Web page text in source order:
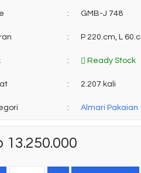
: GMB-J 748
: P 220.cm, L
: Ready Stock
: 2.207 kali
: Almari Pakaian
13.250.000